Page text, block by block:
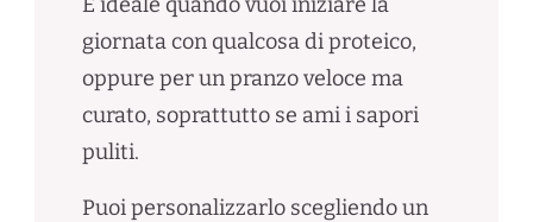
giornata con qualcosa di proteico,
oppure per un pranzo veloce ma
curato, soprattutto se ami i sapori
puliti.
Puoi personalizzarlo scegliendo un